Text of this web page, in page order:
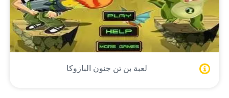
لعبة بن تن جنون البازوكا